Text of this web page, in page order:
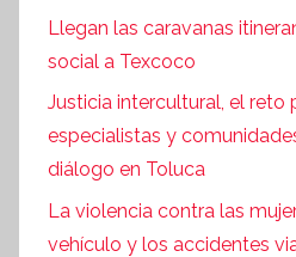
Llegan las caravanas
social a Texcoco
Justicia intercultural, el reto
especialistas y
diálogo en Toluca
La violencia contra las
vehículo y los accidentes